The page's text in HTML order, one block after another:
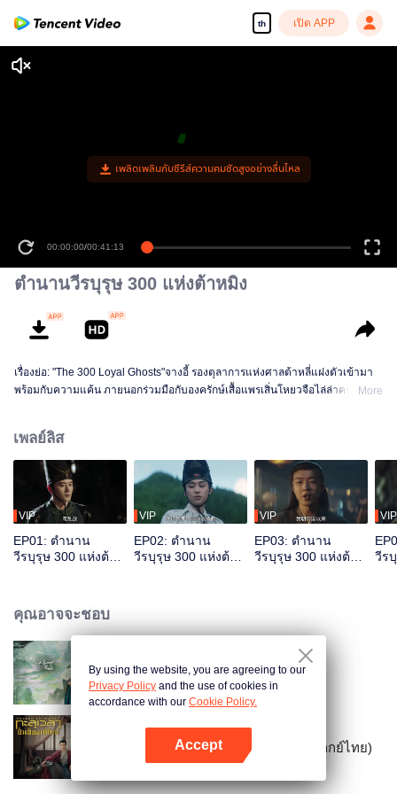
th เปิด APP
เพลิดเพลินกับซีรีส์ความคมชัดสูงอย่างลื่นไหล
00:00:00/00:41:13
ตำนานวีรบุรุษ 300 แห่งต้าหมิง
เรื่องย่อ: "The 300 Loyal Ghosts"จางอี้ รองตุลาการแห่งศาลต้าหลี่แฝงตัวเข้ามา
พร้อมกับความแค้น ภายนอกร่วมมือกับองครักษ์เสื้อแพรเสิ่นโหยวจือไล่ล่าคนร้ายMore
เพลย์ลิส
VIP
EP01: ตำนาน
วีรบุรุษ 300 แห่งต้าห
VIP
EP02: ตำนาน
วีรบุรุษ 300 แห่งต้าห
VIP
EP03: ตำนาน
วีรบุรุษ 300 แห่งต้าห
VIP
วีร
คุณอาจจะชอบ
พันธะเงาแค้น
ทะลุเวลาปั้นฮ่องเต้ใหม่ ภาค 1 (พากย์ไทย)
By using the website, you are agreeing to our
Privacy Policy and the use of cookies in
accordance with our Cookie Policy.
Accept